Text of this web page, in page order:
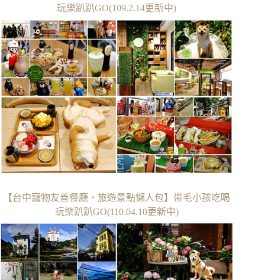
玩樂趴趴GO(109.2.14更新中)
【台中寵物友善餐廳、旅遊景點懶人包】帶毛小孩吃喝
玩樂趴趴GO(110.04.10更新中)